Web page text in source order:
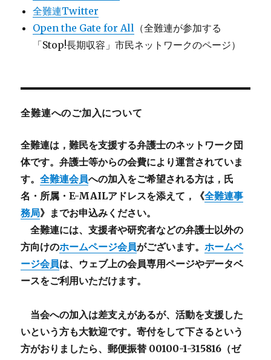
全難連Twitter
Open the Gate for All （全難連が参加する
「Stop!長期収容」市民ネットワークのページ）
全難連へのご加入について
全難連は，難民を支援する弁護士のネットワーク団
体です。弁護士等からの会費により運営されていま
す。全難連会員への加入をご希望される方は，氏
名・所属・E-MAILアドレスを添えて，《全難連事
務局》までお申込みください。
全難連には、支援者や研究者などの弁護士以外の
方向けのホームページ会員がございます。ホームペ
ージ会員は、ウェブ上の会員専用ページやデータベ
ースをご利用いただけます。
当会への加入は差支えがあるが、活動を支援した
いという方も大歓迎です。寄付をして下さるという
方がおりましたら、郵便振替 00100-1-315816（ゼ